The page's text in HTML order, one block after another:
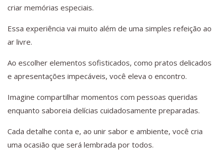
criar memórias especiais.
Essa experiência vai muito além de uma simples refeição ao
ar livre.
Ao escolher elementos sofisticados, como pratos delicados
e apresentações impecáveis, você eleva o encontro.
Imagine compartilhar momentos com pessoas queridas
enquanto saboreia delícias cuidadosamente preparadas.
Cada detalhe conta e, ao unir sabor e ambiente, você cria
uma ocasião que será lembrada por todos.